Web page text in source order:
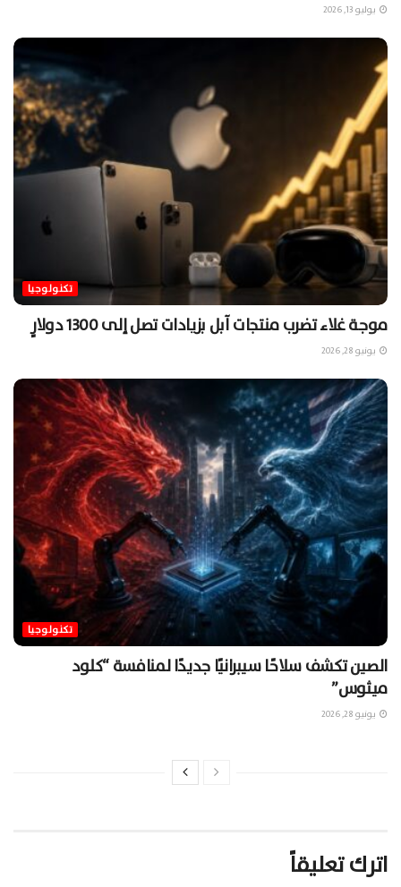
يوليو 13, 2026
تكنولوجيا
موجة غلاء تضرب منتجات آبل بزيادات تصل إلى 1300 دولارٍ
يونيو 28, 2026
تكنولوجيا
الصين تكشف سلاحًا سيبرانيًا جديدًا لمنافسة “كلود
ميثوس”
يونيو 28, 2026
اترك تعليقاً